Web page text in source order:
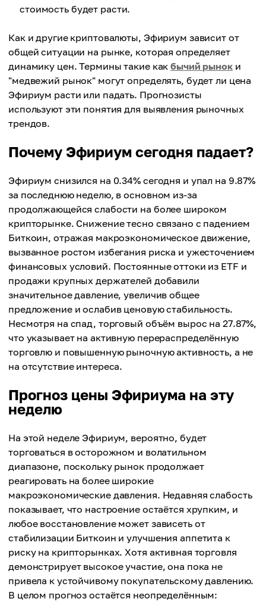
стоимость будет расти.
Как и другие криптовалюты, Эфириум зависит от
общей ситуации на рынке, которая определяет
динамику цен. Термины такие какбычий рыноки
"медвежий рынок" могут определять, будет ли цена
Эфириум расти или падать. Прогнозисты
используют эти понятия для выявления рыночных
трендов.
Почему Эфириум сегодня падает?
Эфириум снизился на 0.34% сегодня и упал на 9.87%
за последнюю неделю, в основном из-за
продолжающейся слабости на более широком
крипторынке. Снижение тесно связано с падением
Биткоин, отражая макроэкономическое движение,
вызванное ростом избегания риска и ужесточением
финансовых условий. Постоянные оттоки из ETF и
продажи крупных держателей добавили
значительное давление, увеличив общее
предложение и ослабив ценовую стабильность.
Несмотря на спад, торговый объём вырос на 27.87%,
что указывает на активную перераспределённую
торговлю и повышенную рыночную активность, а не
на отсутствие интереса.
Прогноз цены Эфириума на эту
неделю
На этой неделе Эфириум, вероятно, будет
торговаться в осторожном и волатильном
диапазоне, поскольку рынок продолжает
реагировать на более широкие
макроэкономические давления. Недавняя слабость
показывает, что настроение остаётся хрупким, и
любое восстановление может зависеть от
стабилизации Биткоин и улучшения аппетита к
риску на крипторынках. Хотя активная торговля
демонстрирует высокое участие, она пока не
привела к устойчивому покупательскому давлению.
В целом прогноз остаётся неопределённым: